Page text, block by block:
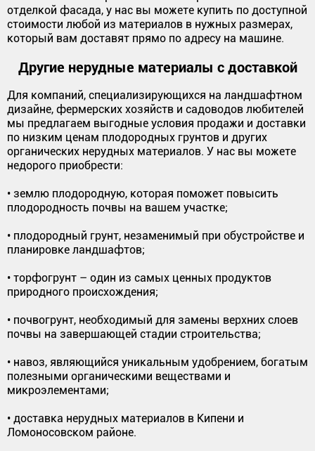
отделкой фасада, у нас вы можете купить по доступной
стоимости любой из материалов в нужных размерах,
который вам доставят прямо по адресу на машине.
Другие нерудные материалы с доставкой
Для компаний, специализирующихся на ландшафтном
дизайне, фермерских хозяйств и садоводов любителей
мы предлагаем выгодные условия продажи и доставки
по низким ценам плодородных грунтов и других
органических нерудных материалов. У нас вы можете
недорого приобрести:
• землю плодородную, которая поможет повысить
плодородность почвы на вашем участке;
• плодородный грунт, незаменимый при обустройстве и
планировке ландшафтов;
• торфогрунт – один из самых ценных продуктов
природного происхождения;
• почвогрунт, необходимый для замены верхних слоев
почвы на завершающей стадии строительства;
• навоз, являющийся уникальным удобрением, богатым
полезными органическими веществами и
микроэлементами;
• доставка нерудных материалов в Кипени и
Ломоносовском районе.